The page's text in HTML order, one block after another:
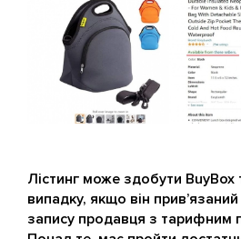
Лістинг може здобути BuyBox
випадку, якщо він
запису продавця з тарифним